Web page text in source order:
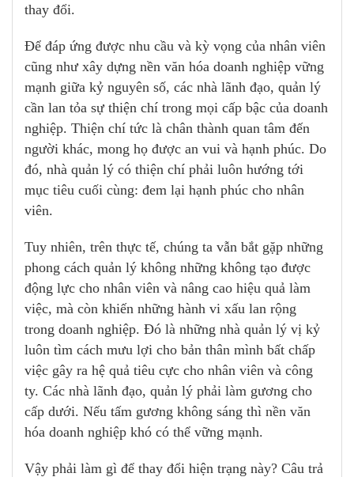
thay đổi.
Để đáp ứng được nhu cầu và kỳ vọng của nhân viên
cũng như xây dựng nền văn hóa doanh nghiệp vững
mạnh giữa kỷ nguyên số, các nhà lãnh đạo, quản lý
cần lan tỏa sự thiện chí trong mọi cấp bậc của doanh
nghiệp. Thiện chí tức là chân thành quan tâm đến
người khác, mong họ được an vui và hạnh phúc. Do
đó, nhà quản lý có thiện chí phải luôn hướng tới
mục tiêu cuối cùng: đem lại hạnh phúc cho nhân
viên.
Tuy nhiên, trên thực tế, chúng ta vẫn bắt gặp những
phong cách quản lý không những không tạo được
động lực cho nhân viên và nâng cao hiệu quả làm
việc, mà còn khiến những hành vi xấu lan rộng
trong doanh nghiệp. Đó là những nhà quản lý vị kỷ
luôn tìm cách mưu lợi cho bản thân mình bất chấp
việc gây ra hệ quả tiêu cực cho nhân viên và công
ty. Các nhà lãnh đạo, quản lý phải làm gương cho
cấp dưới. Nếu tấm gương không sáng thì nền văn
hóa doanh nghiệp khó có thể vững mạnh.
Vậy phải làm gì để thay đổi hiện trạng này? Câu trả